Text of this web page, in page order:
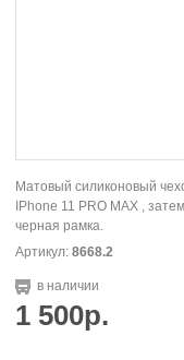
Матовый силиконовый
IPhone 11 PRO МАХ ,
черная рамка.
Артикул: 8668.2
в наличии
1 500р.